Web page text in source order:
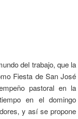
del trabajo, que la
Fiesta de San José
pastoral en la
en el domingo
y así se propone